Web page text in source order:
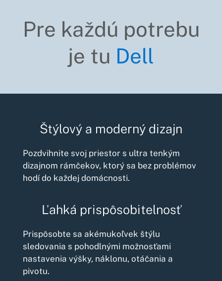
Pre každú potrebu
je tu Dell
Štýlový a moderný dizajn
Pozdvihnite svoj priestor s ultra tenkým
dizajnom rámčekov, ktorý sa bez problémov
hodí do každej domácnosti.
Ľahká prispôsobitelnosť
Prispôsobte sa akémukoľvek štýlu
sledovania s pohodlnými možnosťami
nastavenia výšky, náklonu, otáčania a
pivotu.